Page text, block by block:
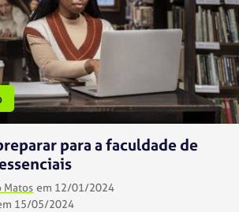
para a faculdade de
Matos em 12/01/2024
15/05/2024